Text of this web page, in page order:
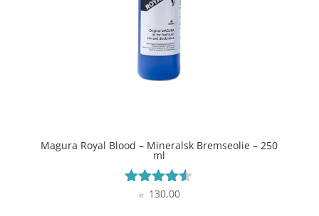
Magura Royal Blood – Mineralsk Bremseolie – 250
ml
Vurderet
kr. 130,00